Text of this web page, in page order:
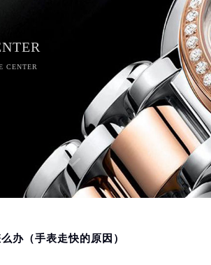
CENTER
办（手表走快的原因）